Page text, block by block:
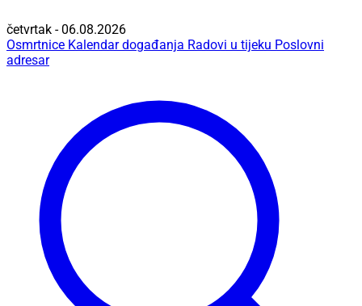
četvrtak - 06.08.2026
Osmrtnice Kalendar događanja Radovi u tijeku Poslovni
adresar